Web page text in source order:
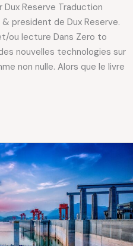
Dux Reserve Traduction
president de Dux Reserve.
ou lecture Dans Zero to
nouvelles technologies sur
non nulle. Alors que le livre